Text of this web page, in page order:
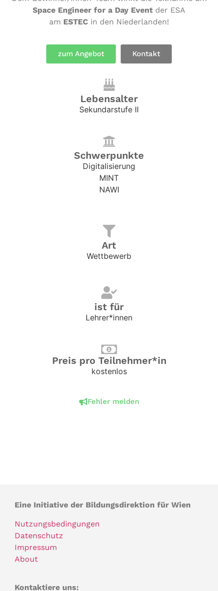
Space Engineer for a Day Event der ESA
am ESTEC in den Niederlanden!
zum Angebot Kontakt
Lebensalter
Sekundarstufe II
Schwerpunkte
Digitalisierung
MINT
NAWI
Art
Wettbewerb
ist für
Lehrer*innen
Preis pro Teilnehmer*in
kostenlos
Fehler melden
Eine Initiative der Bildungsdirektion für Wien
Nutzungsbedingungen
Datenschutz
Impressum
About
Kontaktiere uns: